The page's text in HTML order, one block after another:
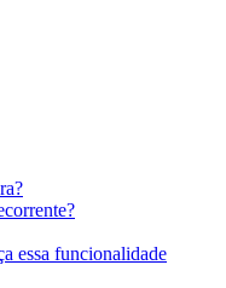
essa funcionalidade